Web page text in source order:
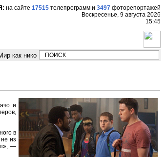
на сайте 17515 телепрограмм и 3497 фоторепортажей
Воскресенье, 9 августа 2026
15:45
как никогда близко стоит к угрозе третьей мировой
и
в
из
—